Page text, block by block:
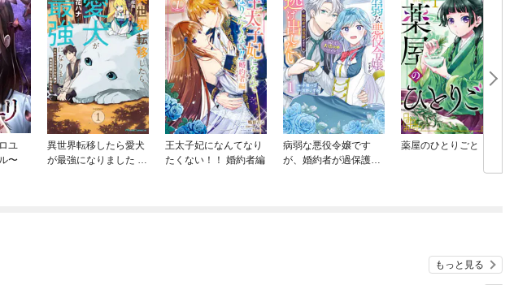
ユ
〜
異世界転移したら愛犬
が最強になりました ～
王太子妃になんてなり
たくない！！ 婚約者編
病弱な悪役令嬢です
が、婚約者が過保護す
薬屋のひとりごと
もっと見る